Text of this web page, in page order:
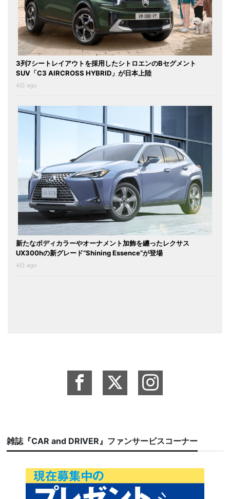
3列7シートレイアウトを採用したシトロエンのBセグメント
SUV「C3 AIRCROSS HYBRID」が日本上陸
4日 ago
新たなボディカラーやオーナメント加飾を纏ったレクサス
UX300hの新グレード“Shining Essence”が登場
4日 ago
雑誌『CAR and DRIVER』ファンサービスコーナー